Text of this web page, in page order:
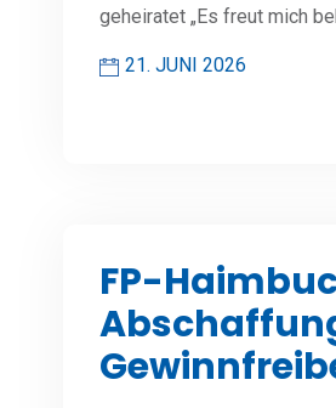
geheiratet „Es freut mich
21. JUNI 2026
FP-